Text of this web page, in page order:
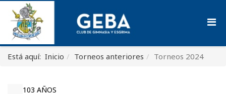
Está aquí: Inicio Torneos anteriores Torneos 2024
103 AÑOS